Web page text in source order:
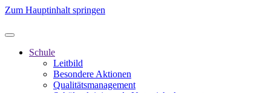
Zum Hauptinhalt springen
Schule
Leitbild
Besondere Aktionen
Qualitätsmanagement